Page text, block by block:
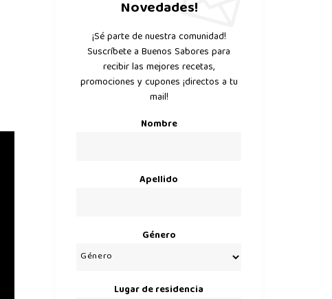
Novedades!
¡Sé parte de nuestra comunidad!
Suscríbete a Buenos Sabores para
recibir las mejores recetas,
promociones y cupones ¡directos a tu
mail!
Nombre
Apellido
Género
Lugar de residencia